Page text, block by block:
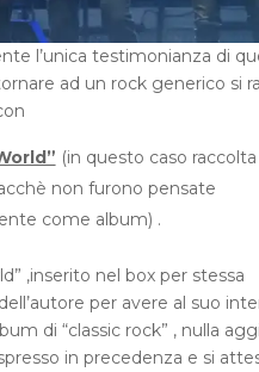
l’unica testimonianza di
ad un rock generico si
(in questo caso raccolta
non furono pensate
come album) .
,inserito nel box per stessa
per avere al suo
di “classic rock” , nulla
in precedenza e si